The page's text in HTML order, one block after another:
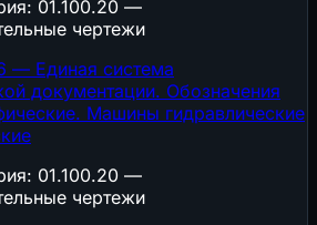
01.100.20 —
чертежи
— Единая система
документации. Обозначения
Машины гидравлические
01.100.20 —
чертежи